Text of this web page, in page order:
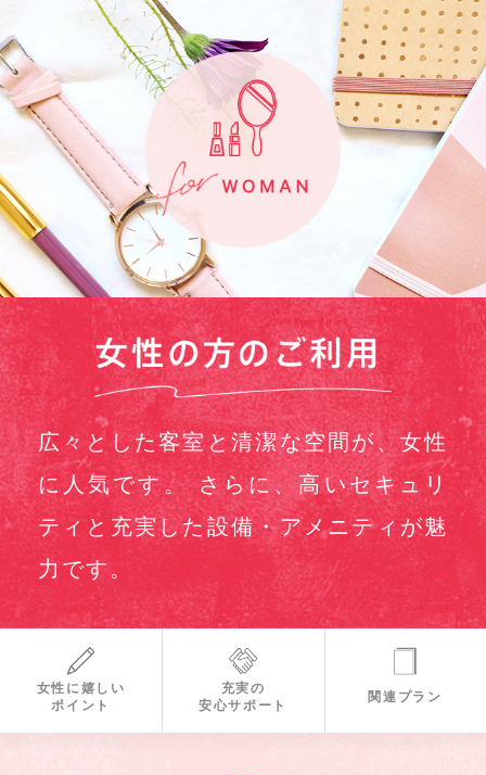
広々とした客室と清潔な空間が、女性
に人気です。 さらに、高いセキュリ
ティと充実した設備・アメニティが魅
力です。
女性に嬉しい
ポイント
充実の
安心サポート
関連プラン